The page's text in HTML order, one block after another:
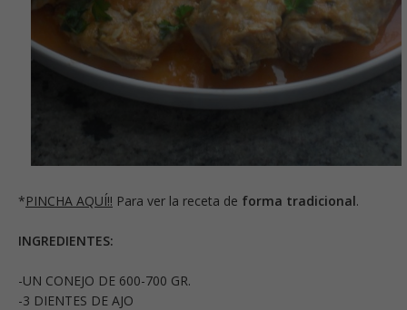
*PINCHA AQUÍ!! Para ver la receta de forma tradicional.
INGREDIENTES:
-UN CONEJO DE 600-700 GR.
-3 DIENTES DE AJO